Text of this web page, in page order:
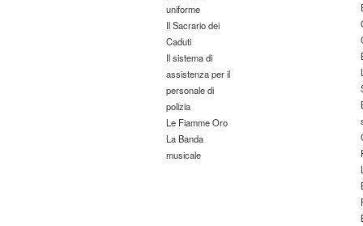
uniforme
Il Sacrario dei
Caduti
Il sistema di
assistenza per il
personale di
polizia
Le Fiamme Oro
La Banda
musicale